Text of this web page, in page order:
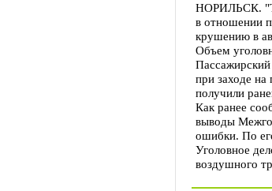
НОРИЛЬСК.
в отношении
крушению в
Объем
при заходе на
получили
Как ранее
выводы
ошибки. По
Уголовное
воздушного